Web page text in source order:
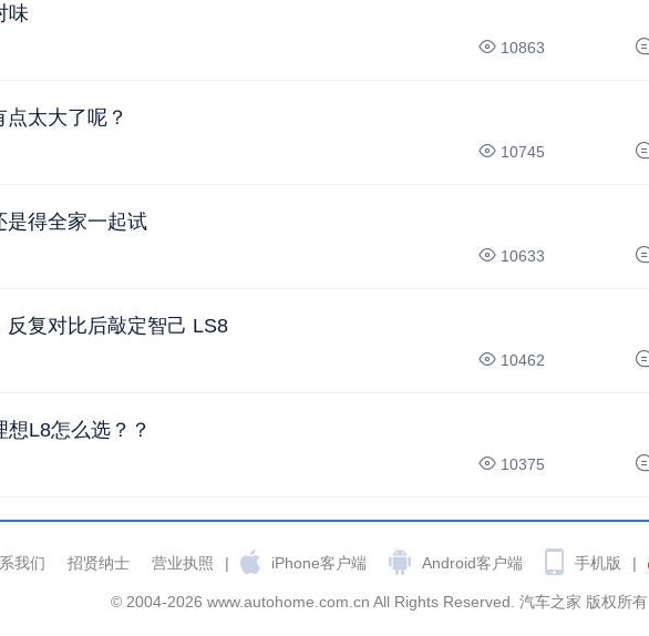
味
10863
太大了呢？
10745
是得全家一起试
10633
复对比后敲定智己 LS8
10462
L8怎么选？？
10375
我们 招贤纳士 营业执照 | iPhone客户端 Android客户端 手机版 |
© 2004-2026 www.autohome.com.cn All Rights Reserved. 汽车之家 版权所有